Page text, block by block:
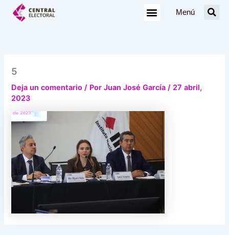
Menú
5
Deja un comentario / PorJuan José García/ 27 abril,
2023